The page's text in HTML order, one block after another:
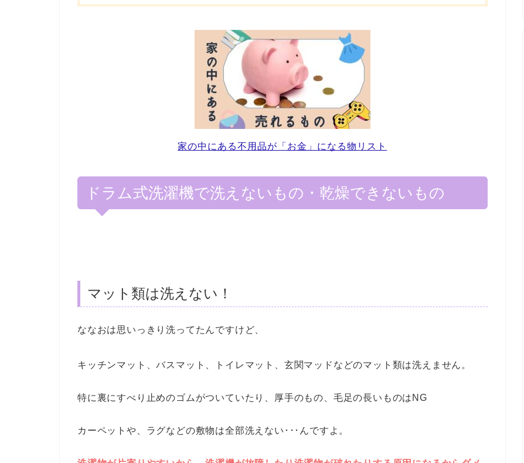
家の中にある不用品が「お金」になる物リスト
ドラム式洗濯機で洗えないもの・乾燥できないもの
マット類は洗えない！
ななおは思いっきり洗ってたんですけど、
キッチンマット、バスマット、トイレマット、玄関マッドなどのマット類は洗えません。
特に裏にすべり止めのゴムがついていたり、厚手のもの、毛足の長いものはNG
カーペットや、ラグなどの敷物は全部洗えない･･･んですよ。